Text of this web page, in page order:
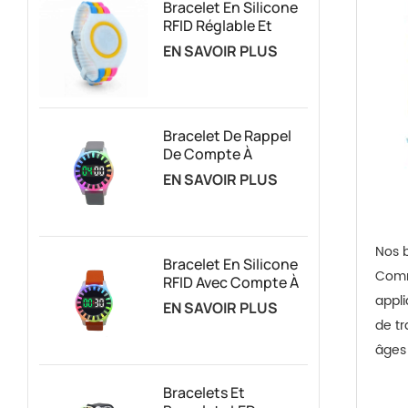
Bracelet En Silicone
RFID Réglable Et
Personnalisé
EN SAVOIR PLUS
Bracelet De Rappel
De Compte À
Rebours Vibrant
RFID Pour La Gestion
EN SAVOIR PLUS
Bracelet En Silicone
RFID Avec Compte À
Rebours Et Logo
Personnalisé, Avec
EN SAVOIR PLUS
Bracelets Et
Nos
de